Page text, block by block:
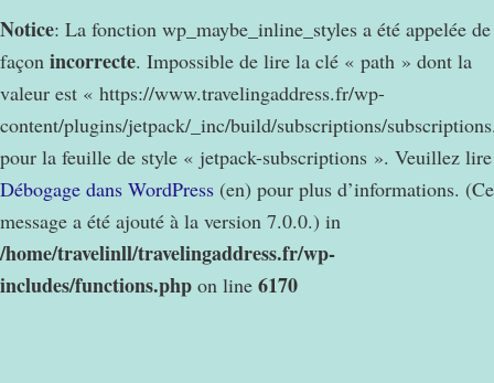
Notice: La fonction wp_maybe_inline_styles a été appelée de
façon incorrecte. Impossible de lire la clé « path » dont la
valeur est « https://www.travelingaddress.fr/wp-
content/plugins/jetpack/_inc/build/subscriptions/
pour la feuille de style « jetpack-subscriptions ». Veuillez lire
Débogage dans WordPress (en) pour plus d’informations. (Ce
message a été ajouté à la version 7.0.0.) in
/home/travelinll/travelingaddress.fr/wp-
includes/functions.php on line 6170